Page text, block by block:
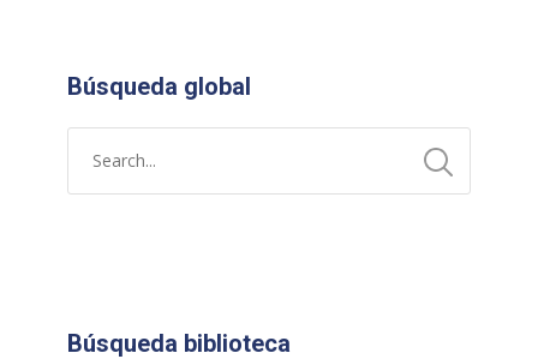
Búsqueda global
Búsqueda biblioteca